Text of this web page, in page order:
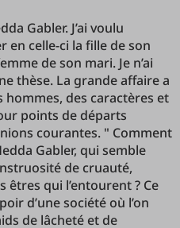
Gabler. J’ai voulu
en celle-ci la fille de son
de son mari. Je n’ai
thèse. La grande affaire a
des caractères et
points de départs
courantes. " Comment
Gabler, qui semble
de cruauté,
qui l’entourent ? Ce
d’une société où l’on
de lâcheté et de